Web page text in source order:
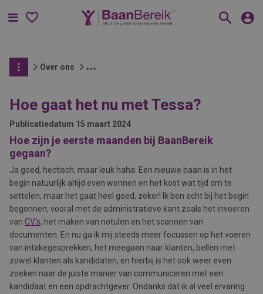
Menu
Over ons
Hoe gaat het nu met Tessa?
Publicatiedatum 15 maart 2024
Hoe zijn je eerste maanden bij BaanBereik
gegaan?
Ja goed, hectisch, maar leuk haha. Een nieuwe baan is in het
begin natuurlijk altijd even wennen en het kost wat tijd om te
settelen, maar het gaat heel goed, zeker! Ik ben echt bij het begin
begonnen, vooral met de administratieve kant zoals het invoeren
van CV's, het maken van notulen en het scannen van
documenten. En nu ga ik mij steeds meer focussen op het voeren
van intakegesprekken, het meegaan naar klanten, bellen met
zowel klanten als kandidaten, en hierbij is het ook weer even
zoeken naar de juiste manier van communiceren met een
kandidaat en een opdrachtgever. Ondanks dat ik al veel ervaring